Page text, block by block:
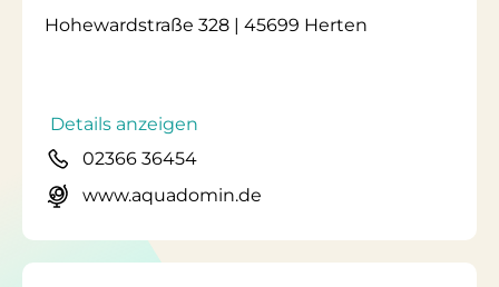
Hohewardstraße 328 | 45699 Herten
Details anzeigen
02366 36454
www.aquadomin.de